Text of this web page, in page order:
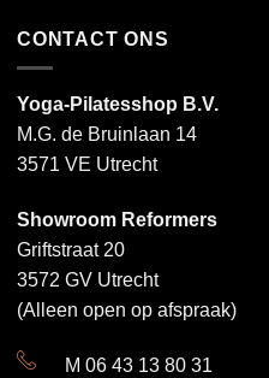
CONTACT ONS
Yoga-Pilatesshop B.V.
M.G. de Bruinlaan 14
3571 VE Utrecht
Showroom Reformers
Griftstraat 20
3572 GV Utrecht
(Alleen open op afspraak)
M 06 43 13 80 31